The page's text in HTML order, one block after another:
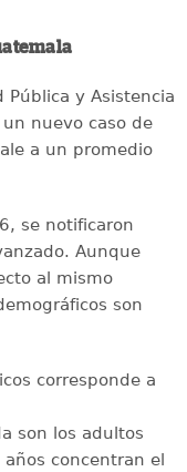
Pública y Asistencia
un nuevo caso de
a un promedio
se notificaron
Aunque
al mismo
son
corresponde a
son los adultos
concentran el